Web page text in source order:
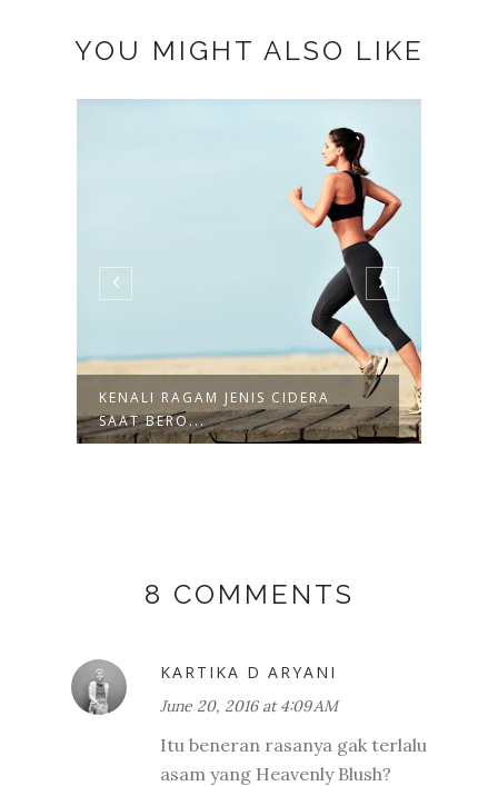
YOU MIGHT ALSO LIKE
KENALI RAGAM JENIS CIDERA
SAAT BERO...
8 COMMENTS
KARTIKA D ARYANI
June 20, 2016 at 4:09 AM
Itu beneran rasanya gak terlalu
asam yang Heavenly Blush?